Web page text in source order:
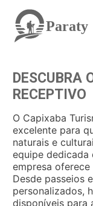
Paraty
DESCUBRA
RECEPTIVO
O Capixaba
excelente para
naturais e
equipe dedicada
empresa
Desde passeios
personalizados,
disponíveis para